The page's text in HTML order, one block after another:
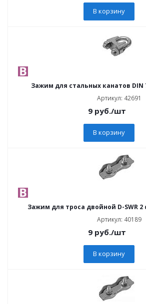
В корзину
Зажим для стальных канатов DIN
Артикул: 42691
9 руб./шт
В корзину
Зажим для троса двойной D-SWR 2
Артикул: 40189
9 руб./шт
В корзину